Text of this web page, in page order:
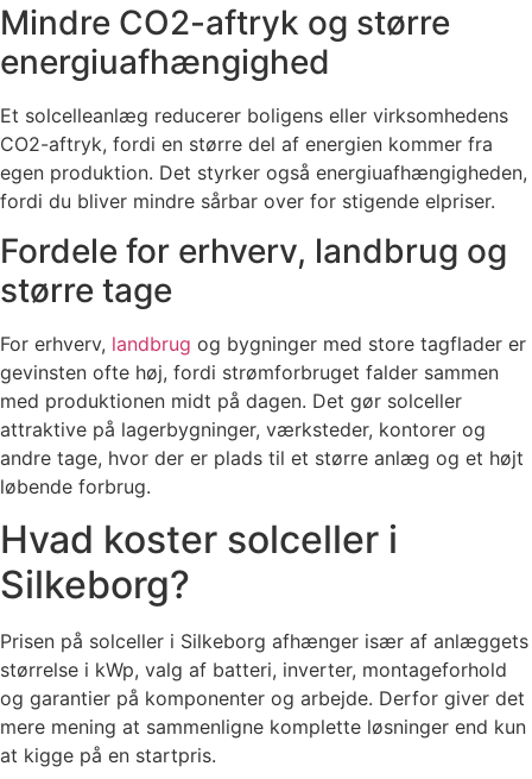
Mindre CO2-aftryk og større
energiuafhængighed
Et solcelleanlæg reducerer boligens eller virksomhedens
CO2-aftryk, fordi en større del af energien kommer fra
egen produktion. Det styrker også energiuafhængigheden,
fordi du bliver mindre sårbar over for stigende elpriser.
Fordele for erhverv, landbrug og
større tage
For erhverv, landbrug og bygninger med store tagflader er
gevinsten ofte høj, fordi strømforbruget falder sammen
med produktionen midt på dagen. Det gør solceller
attraktive på lagerbygninger, værksteder, kontorer og
andre tage, hvor der er plads til et større anlæg og et højt
løbende forbrug.
Hvad koster solceller i
Silkeborg?
Prisen på solceller i Silkeborg afhænger især af anlæggets
størrelse i kWp, valg af batteri, inverter, montageforhold
og garantier på komponenter og arbejde. Derfor giver det
mere mening at sammenligne komplette løsninger end kun
at kigge på en startpris.